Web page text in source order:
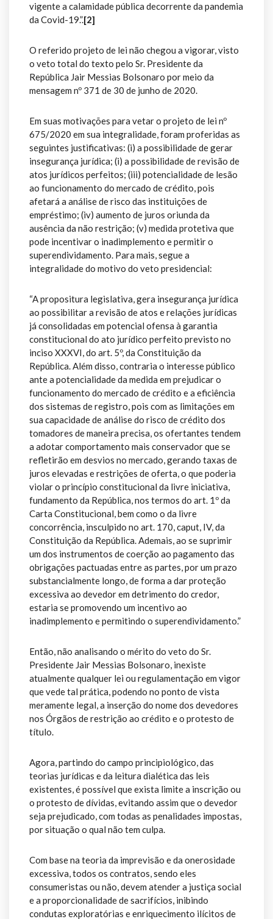
vigente a calamidade pública decorrente da pandemia
da Covid-19.”.[2]
O referido projeto de lei não chegou a vigorar, visto
o veto total do texto pelo Sr. Presidente da
República Jair Messias Bolsonaro por meio da
mensagem nº 371 de 30 de junho de 2020.
Em suas motivações para vetar o projeto de lei nº
675/2020 em sua integralidade, foram proferidas as
seguintes justificativas: (i) a possibilidade de gerar
insegurança jurídica; (i) a possibilidade de revisão de
atos jurídicos perfeitos; (iii) potencialidade de lesão
ao funcionamento do mercado de crédito, pois
afetará a análise de risco das instituições de
empréstimo; (iv) aumento de juros oriunda da
ausência da não restrição; (v) medida protetiva que
pode incentivar o inadimplemento e permitir o
superendividamento. Para mais, segue a
integralidade do motivo do veto presidencial:
“A propositura legislativa, gera insegurança jurídica
ao possibilitar a revisão de atos e relações jurídicas
já consolidadas em potencial ofensa à garantia
constitucional do ato jurídico perfeito previsto no
inciso XXXVI, do art. 5º, da Constituição da
República. Além disso, contraria o interesse público
ante a potencialidade da medida em prejudicar o
funcionamento do mercado de crédito e a eficiência
dos sistemas de registro, pois com as limitações em
sua capacidade de análise do risco de crédito dos
tomadores de maneira precisa, os ofertantes tendem
a adotar comportamento mais conservador que se
refletirão em desvios no mercado, gerando taxas de
juros elevadas e restrições de oferta, o que poderia
violar o princípio constitucional da livre iniciativa,
fundamento da República, nos termos do art. 1º da
Carta Constitucional, bem como o da livre
concorrência, insculpido no art. 170, caput, IV, da
Constituição da República. Ademais, ao se suprimir
um dos instrumentos de coerção ao pagamento das
obrigações pactuadas entre as partes, por um prazo
substancialmente longo, de forma a dar proteção
excessiva ao devedor em detrimento do credor,
estaria se promovendo um incentivo ao
inadimplemento e permitindo o superendividamento.”
Então, não analisando o mérito do veto do Sr.
Presidente Jair Messias Bolsonaro, inexiste
atualmente qualquer lei ou regulamentação em vigor
que vede tal prática, podendo no ponto de vista
meramente legal, a inserção do nome dos devedores
nos Órgãos de restrição ao crédito e o protesto de
título.
Agora, partindo do campo principiológico, das
teorias jurídicas e da leitura dialética das leis
existentes, é possível que exista limite a inscrição ou
o protesto de dívidas, evitando assim que o devedor
seja prejudicado, com todas as penalidades impostas,
por situação o qual não tem culpa.
Com base na teoria da imprevisão e da onerosidade
excessiva, todos os contratos, sendo eles
consumeristas ou não, devem atender a justiça social
e a proporcionalidade de sacrifícios, inibindo
condutas exploratórias e enriquecimento ilícitos de